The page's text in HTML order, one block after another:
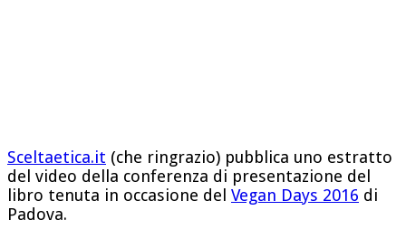
Sceltaetica.it (che ringrazio) pubblica uno estratto
del video della conferenza di presentazione del
libro tenuta in occasione del Vegan Days 2016 di
Padova.